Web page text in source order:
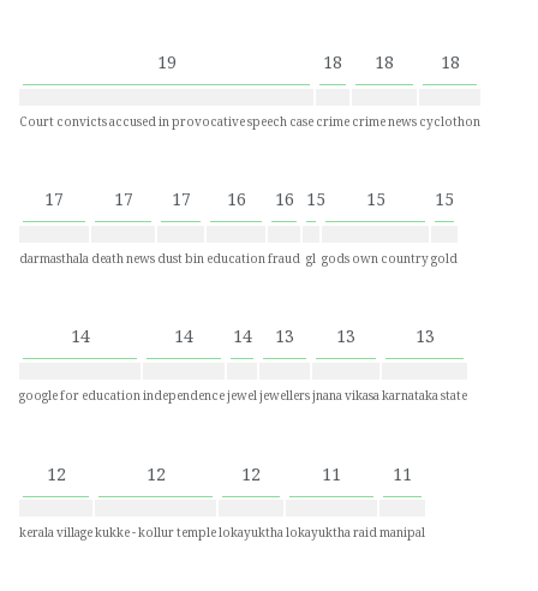
19
Court convicts accused in provocative speech case
18
crime
18
crime news
18
cyclothon
17
darmasthala
17
death news
17
dust bin
16
education
16
fraud
15
gl
15
gods own country
15
gold
14
google for education
14
independence
14
jewel
13
jewellers
13
jnana vikasa
13
karnataka state
12
kerala village
12
kukke - kollur temple
12
lokayuktha
11
lokayuktha raid
11
manipal